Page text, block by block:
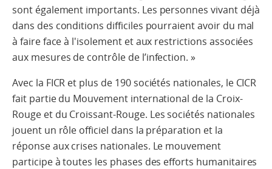
sont également importants. Les personnes vivant déjà
dans des conditions difficiles pourraient avoir du mal
à faire face à l'isolement et aux restrictions associées
aux mesures de contrôle de l’infection. »
Avec la FICR et plus de 190 sociétés nationales, le CICR
fait partie du Mouvement international de la Croix-
Rouge et du Croissant-Rouge. Les sociétés nationales
jouent un rôle officiel dans la préparation et la
réponse aux crises nationales. Le mouvement
participe à toutes les phases des efforts humanitaires